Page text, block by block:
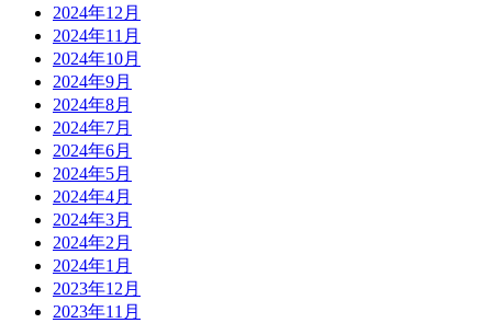
2024年12月
2024年11月
2024年10月
2024年9月
2024年8月
2024年7月
2024年6月
2024年5月
2024年4月
2024年3月
2024年2月
2024年1月
2023年12月
2023年11月